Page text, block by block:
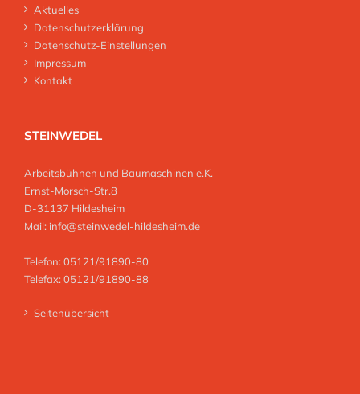
Aktuelles
Datenschutzerklärung
Datenschutz-Einstellungen
Impressum
Kontakt
STEINWEDEL
Arbeitsbühnen und Baumaschinen e.K.
Ernst-Morsch-Str.8
D-31137 Hildesheim
Mail: info@steinwedel-hildesheim.de
Telefon: 05121/91890-80
Telefax: 05121/91890-88
Seitenübersicht